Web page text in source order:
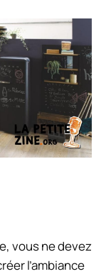
vous ne devez
l’ambiance